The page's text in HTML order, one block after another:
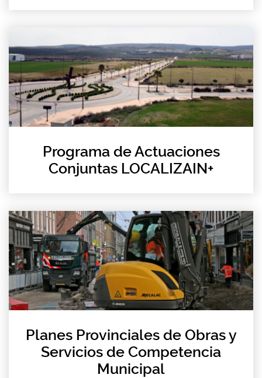
Programa de Actuaciones
Conjuntas LOCALIZAIN+
Planes Provinciales de Obras y
Servicios de Competencia
Municipal